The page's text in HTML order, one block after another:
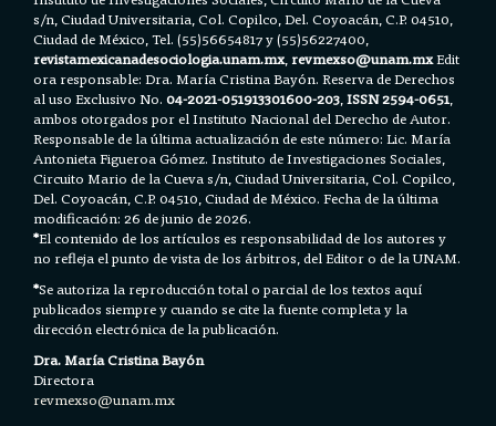
s/n, Ciudad Universitaria, Col. Copilco, Del. Coyoacán, C.P. 04510,
Ciudad de México, Tel. (55)56654817 y (55)56227400,
revistamexicanadesociologia.unam.mx,revmexso@unam.mxEdit
ora responsable: Dra. María Cristina Bayón. Reserva de Derechos
al uso Exclusivo No.04-2021-051913301600-203,ISSN 2594-0651,
ambos otorgados por el Instituto Nacional del Derecho de Autor.
Responsable de la última actualización de este número: Lic. María
Antonieta Figueroa Gómez. Instituto de Investigaciones Sociales,
Circuito Mario de la Cueva s/n, Ciudad Universitaria, Col. Copilco,
Del. Coyoacán, C.P. 04510, Ciudad de México. Fecha de la última
modificación: 26 de junio de 2026.
*El contenido de los artículos es responsabilidad de los autores y
no refleja el punto de vista de los árbitros, del Editor o de la UNAM.
*Se autoriza la reproducción total o parcial de los textos aquí
publicados siempre y cuando se cite la fuente completa y la
dirección electrónica de la publicación.
Dra. María Cristina Bayón
Directora
revmexso@unam.mx